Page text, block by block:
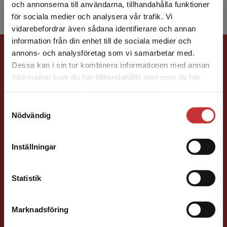
och annonserna till användarna, tillhandahålla funktioner
för sociala medier och analysera vår trafik. Vi
vidarebefordrar även sådana identifierare och annan
information från din enhet till de sociala medier och
annons- och analysföretag som vi samarbetar med.
Dessa kan i sin tur kombinera informationen med annan
information som du har tillhandahållit eller som de har
Nödvändig
Inställningar
Statistik
Marknadsföring
Begränsad fraktregion
Det verkar som att du besöker
studentlitteratur.se via en enhet utanför Sverige.
Vi erbjuder inte leveranser utanför Sverige. För
att kunna slutföra ett köp måste
Förlagskontakt